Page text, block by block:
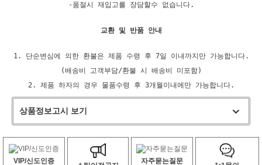
-품절시 재입고를 장담할수 없습니다.
교환 및 반품 안내
1. 단순변심에 의한 환불은 제품 수령 후 7일 이내까지만 가능합니다.
(배송비 고객부담/환불 시 배송비 미포함)
2. 제품 하자의 경우 물품수령 후 3개월이내에만 가능합니다.
상품정보고시 보기
VIP/신도인증 자주묻는질문